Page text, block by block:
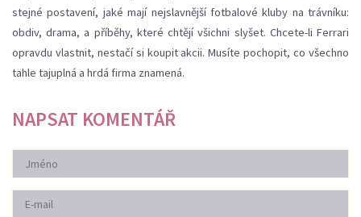
stejné postavení, jaké mají nejslavnější fotbalové kluby na trávníku:
obdiv, drama, a příběhy, které chtějí všichni slyšet. Chcete-li Ferrari
opravdu vlastnit, nestačí si koupit akcii. Musíte pochopit, co všechno
tahle tajuplná a hrdá firma znamená.
NAPSAT KOMENTÁŘ